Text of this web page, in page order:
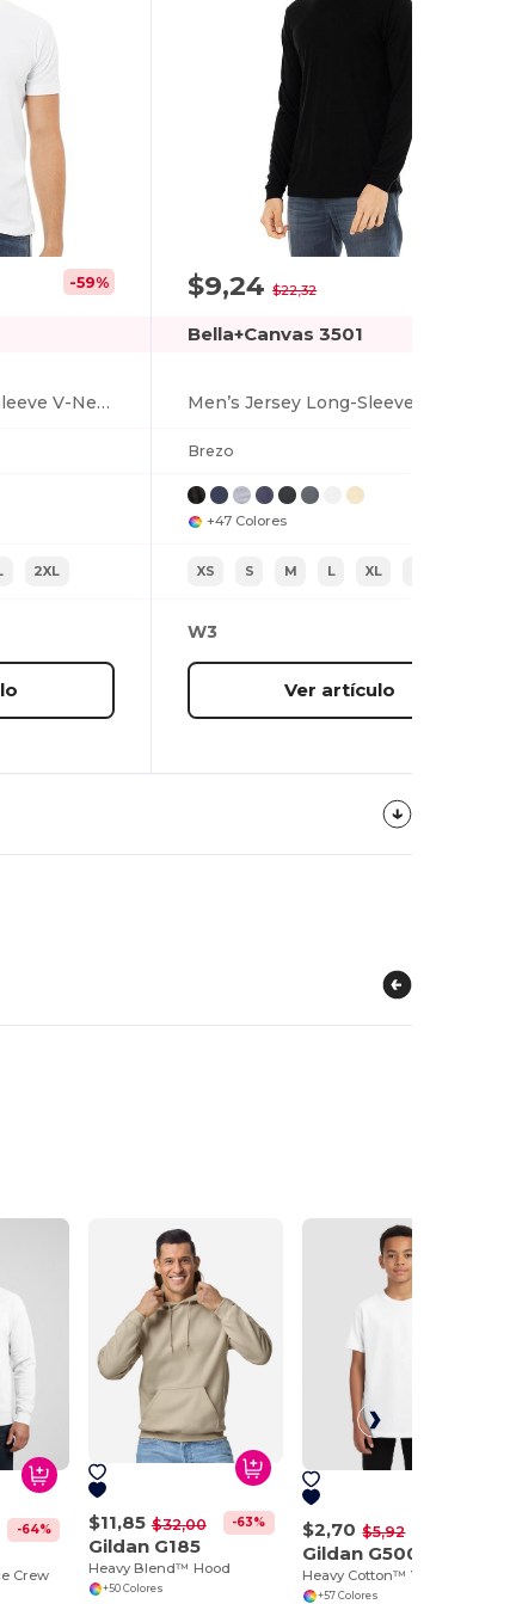
-59%
Unisex Jersey Short-Sleeve V-Neck T-Shirt
2XL
$9,24$22,32
Bella+Canvas 3501
Men’s Jersey Long-Sleeve T-Shirt
Brezo
+47 Colores
XS S M L XL
W3
Ver artículo
-64%
Crew
$11,85 $32,00 -63%
Gildan G185
Heavy Blend™ Hood
+50 Colores
$2,70 $5,92
Gildan G500B
+57 Colores